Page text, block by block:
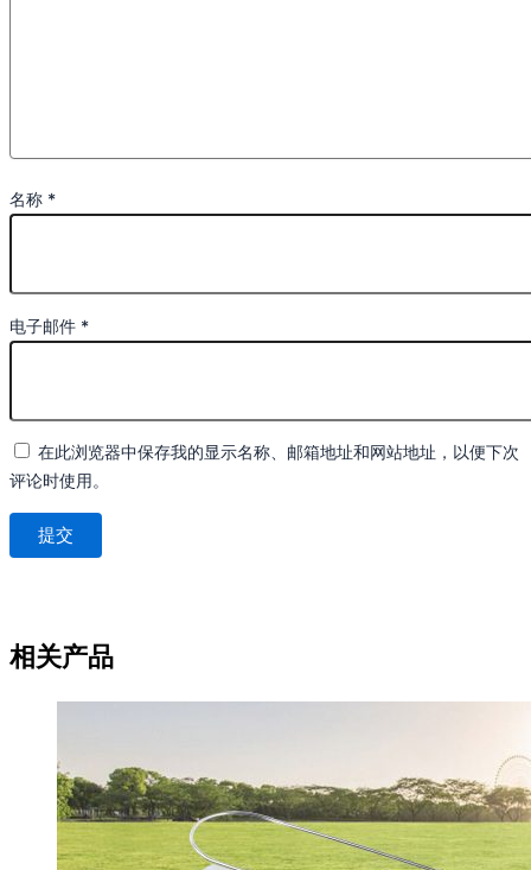
名称 *
电子邮件 *
在此浏览器中保存我的显示名称、邮箱地址和网站地址，以便下次
评论时使用。
相关产品